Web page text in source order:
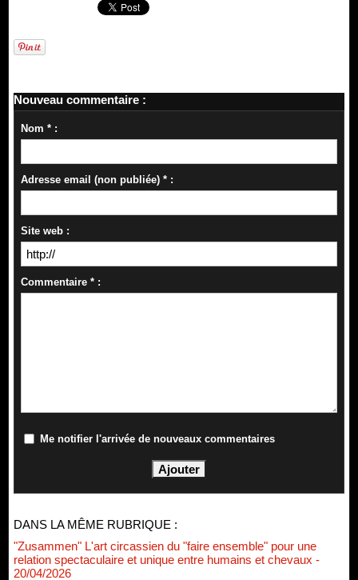
Nouveau commentaire :
Nom * :
Adresse email (non publiée) * :
Site web :
Commentaire * :
Me notifier l'arrivée de nouveaux commentaires
DANS LA MÊME RUBRIQUE :
"Zusammen" L'art circassien du "faire ensemble" pour une
relation spectaculaire et unique entre humains et chevaux -
20/04/2026